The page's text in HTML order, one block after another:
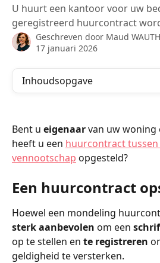
U huurt een kantoor voor uw
geregistreerd huurcontract
Geschreven door Maud
17 januari 2026
Inhoudsopgave
Bent u eigenaar van uw woning
heeft u een huurcontract tussen
vennootschap opgesteld?
Een huurcontract
Hoewel een mondeling
sterk aanbevolen om een
op te stellen en te registreren
geldigheid te versterken.